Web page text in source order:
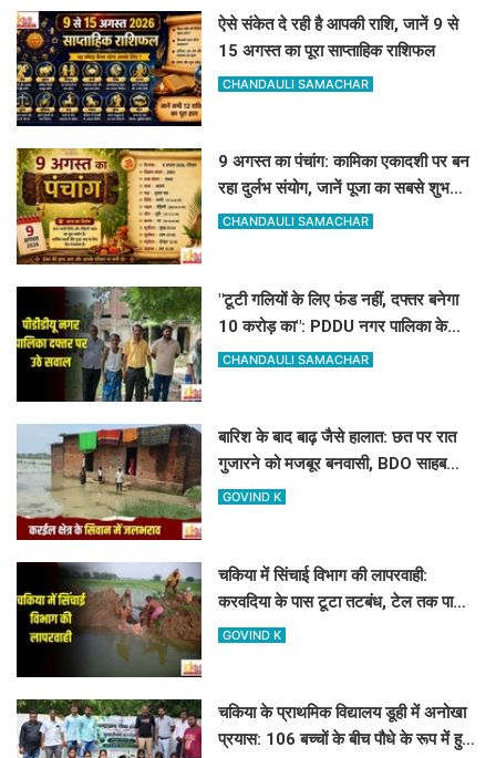
ऐसे संकेत दे रही है आपकी राशि, जानें 9 से
15 अगस्त का पूरा साप्ताहिक राशिफल
CHANDAULI SAMACHAR
9 अगस्त का पंचांग: कामिका एकादशी पर बन
रहा दुर्लभ संयोग, जानें पूजा का सबसे शुभ
मुहूर्त और राहुकाल
CHANDAULI SAMACHAR
"टूटी गलियों के लिए फंड नहीं, दफ्तर बनेगा
10 करोड़ का": PDDU नगर पालिका के
प्लान पर बोले-संतोष पाठक
CHANDAULI SAMACHAR
बारिश के बाद बाढ़ जैसे हालात: छत पर रात
गुजारने को मजबूर बनवासी, BDO साहब
रास्ता और जलनिकासी तो बनवा दीजिए!
GOVIND K
चकिया में सिंचाई विभाग की लापरवाही:
करवदिया के पास टूटा तटबंध, टेल तक पानी
न पहुंचने से किसान परेशान
GOVIND K
चकिया के प्राथमिक विद्यालय डूही में अनोखा
प्रयास: 106 बच्चों के बीच पौधे के रूप में हुआ